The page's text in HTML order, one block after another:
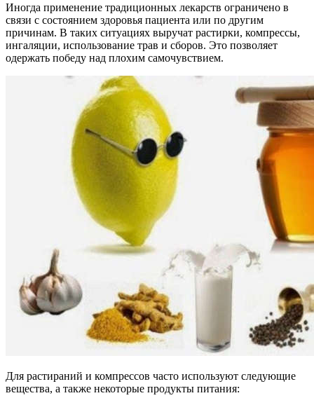
Иногда применение традиционных лекарств ограничено в
связи с состоянием здоровья пациента или по другим
причинам. В таких ситуациях выручат растирки, компрессы,
ингаляции, использование трав и сборов. Это позволяет
одержать победу над плохим самочувствием.
Для растираний и компрессов часто используют следующие
вещества, а также некоторые продукты питания: